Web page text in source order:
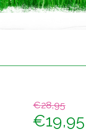
€28,95
€19,95